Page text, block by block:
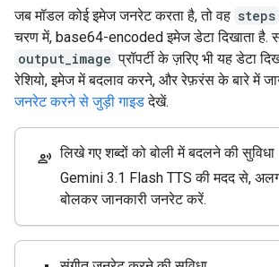
जब मॉडल कोई इमेज जनरेट करता है, तो वह steps
चरण में, base64-encoded इमेज डेटा दिखाता है.
output_image प्रॉपर्टी के ज़रिए भी यह डेटा
रेशियो, इमेज में बदलाव करने, और रेफ़रंस के बारे में
जनरेट करने से जुड़ी गाइडदेखें.
record_voice_over लिखे गए शब्दों को बोली में बदलने की सुविधा
Gemini 3.1 Flash TTS की मदद से,
बोलकर जानकारी जनरेट करें.